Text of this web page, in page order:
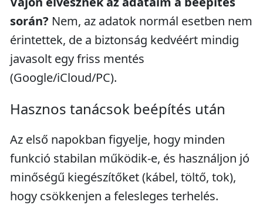
során? Nem, az adatok normál esetben nem
érintettek, de a biztonság kedvéért mindig
javasolt egy friss mentés
(Google/iCloud/PC).
Hasznos tanácsok beépítés után
Az első napokban figyelje, hogy minden
funkció stabilan működik-e, és használjon jó
minőségű kiegészítőket (kábel, töltő, tok),
hogy csökkenjen a felesleges terhelés.